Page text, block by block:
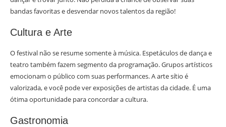
bandas favoritas e desvendar novos talentos da região!
Cultura e Arte
O festival não se resume somente à música. Espetáculos de dança e
teatro também fazem segmento da programação. Grupos artísticos
emocionam o público com suas performances. A arte sítio é
valorizada, e você pode ver exposições de artistas da cidade. É uma
ótima oportunidade para concordar a cultura.
Gastronomia